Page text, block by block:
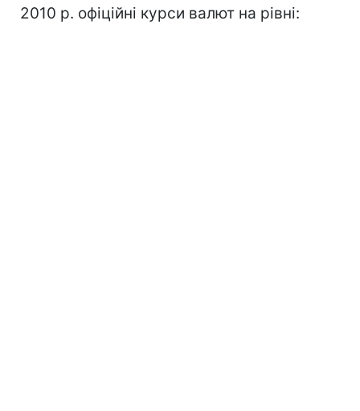
2010 р. офіційні курси валют на рівні: